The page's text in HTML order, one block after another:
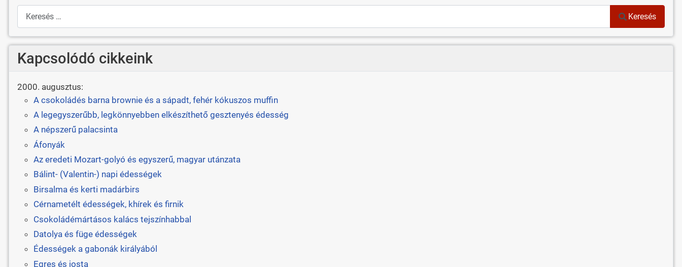
Keresés
Keresés
Kapcsolódó cikkeink
2000. augusztus:
A csokoládés barna brownie és a sápadt, fehér kókuszos muffin
A legegyszerűbb, legkönnyebben elkészíthető gesztenyés édesség
A népszerű palacsinta
Áfonyák
Az eredeti Mozart-golyó és egyszerű, magyar utánzata
Bálint- (Valentin-) napi édességek
Birsalma és kerti madárbirs
Cérnametélt édességek, khírek és firnik
Csokoládémártásos kalács tejszínhabbal
Datolya és füge édességek
Édességek a gabonák királyából
Egres és josta